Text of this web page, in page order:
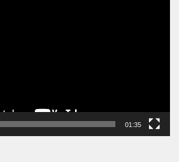
01:35